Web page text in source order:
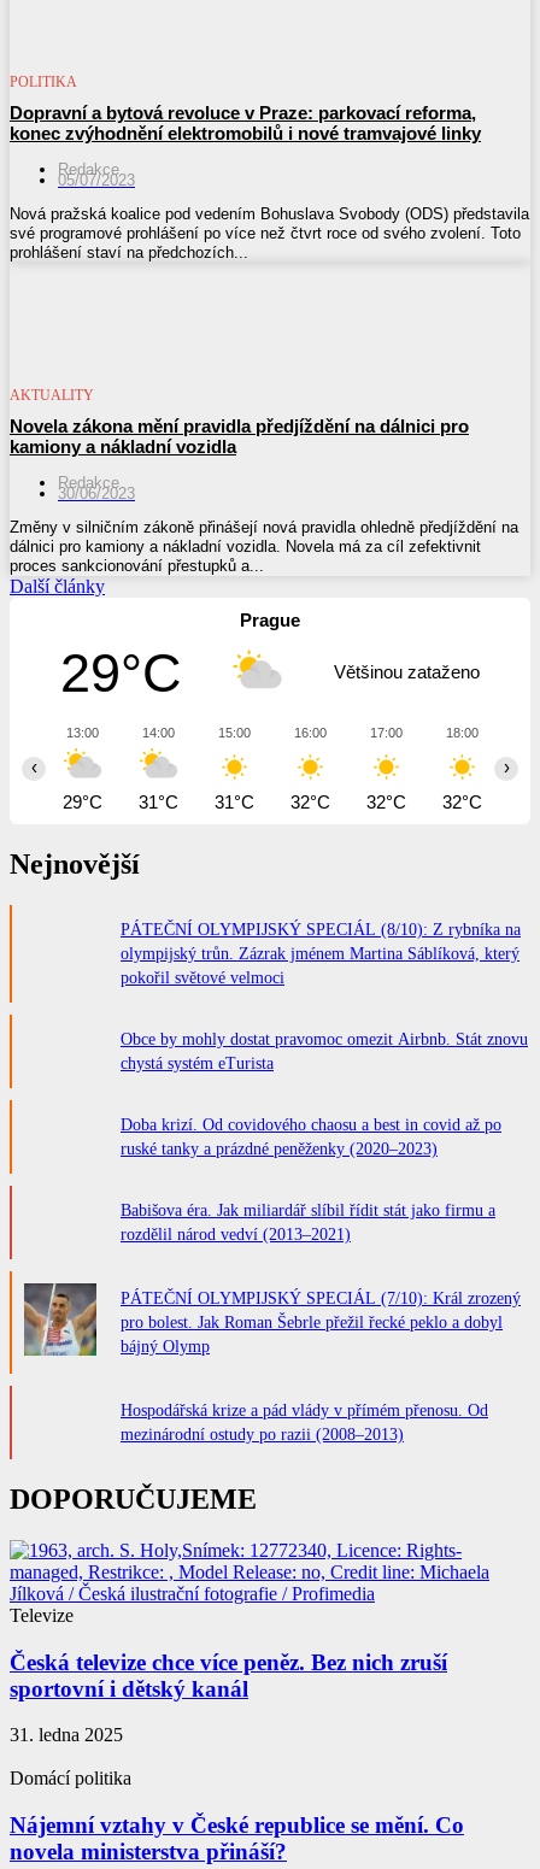
POLITIKA
Dopravní a bytová revoluce v Praze: parkovací reforma,
konec zvýhodnění elektromobilů i nové tramvajové linky
Redakce
05/07/2023
Nová pražská koalice pod vedením Bohuslava Svobody (ODS) představila
své programové prohlášení po více než čtvrt roce od svého zvolení. Toto
prohlášení staví na předchozích...
AKTUALITY
Novela zákona mění pravidla předjíždění na dálnici pro
kamiony a nákladní vozidla
Redakce
30/06/2023
Změny v silničním zákoně přinášejí nová pravidla ohledně předjíždění na
dálnici pro kamiony a nákladní vozidla. Novela má za cíl zefektivnit
proces sankcionování přestupků a...
Další články
Prague
29°C Většinou zataženo
13:00
29°C
14:00
31°C
15:00
31°C
16:00
32°C
17:00
32°C
18:00
32°C
‹ ›
Nejnovější
PÁTEČNÍ OLYMPIJSKÝ SPECIÁL (8/10): Z rybníka na
olympijský trůn. Zázrak jménem Martina Sáblíková, který
pokořil světové velmoci
Obce by mohly dostat pravomoc omezit Airbnb. Stát znovu
chystá systém eTurista
Doba krizí. Od covidového chaosu a best in covid až po
ruské tanky a prázdné peněženky (2020–2023)
Babišova éra. Jak miliardář slíbil řídit stát jako firmu a
rozdělil národ vedví (2013–2021)
PÁTEČNÍ OLYMPIJSKÝ SPECIÁL (7/10): Král zrozený
pro bolest. Jak Roman Šebrle přežil řecké peklo a dobyl
bájný Olymp
Hospodářská krize a pád vlády v přímém přenosu. Od
mezinárodní ostudy po razii (2008–2013)
DOPORUČUJEME
Televize
Česká televize chce více peněz. Bez nich zruší
sportovní i dětský kanál
31. ledna 2025
Domácí politika
Nájemní vztahy v České republice se mění. Co
novela ministerstva přináší?